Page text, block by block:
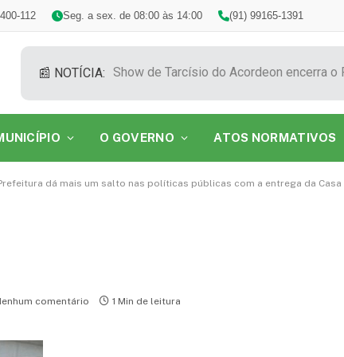
112 Seg. a sex. de 08:00 às 14:00 (91) 99165-1391
📰 NOTÍCIA:
O GOVERNO ATOS NORMATIVOS
dá mais um salto nas políticas públicas com a entrega da Casa
comentário 1 Min de leitura